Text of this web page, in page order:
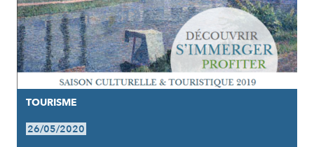
TOURISME
26/05/2020